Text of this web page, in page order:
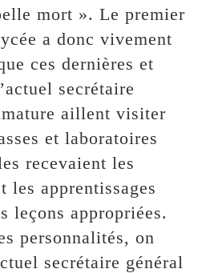
mort ». Le premier
a donc vivement
ces dernières et
secrétaire
aillent visiter
et laboratoires
recevaient les
les apprentissages
leçons appropriées.
personnalités, on
secrétaire général